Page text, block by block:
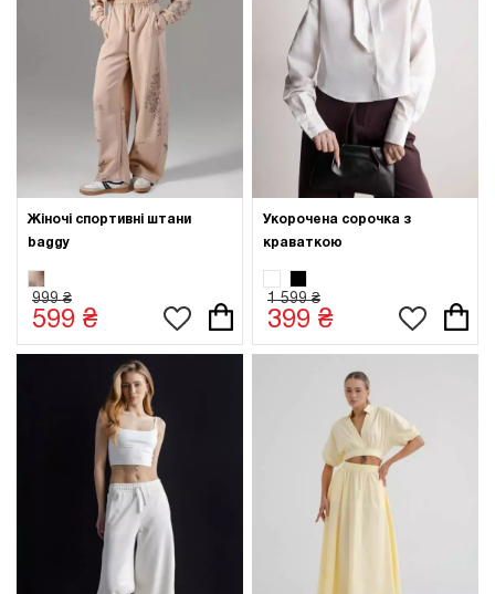
Жіночі спортивні штани
baggy
999 ₴
599 ₴
Укорочена сорочка з
краваткою
1 599 ₴
399 ₴